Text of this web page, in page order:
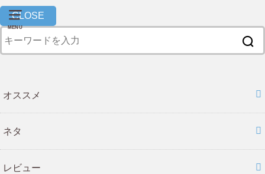
MENU
CLOSE
オススメ
ネタ
レビュー